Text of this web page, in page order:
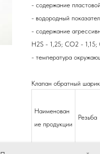
- содержание
- водородный
- содержание
H2S - 1,25; CO2 -
- температура
Клапан обратный
Наименован
ие продукции
Резьба